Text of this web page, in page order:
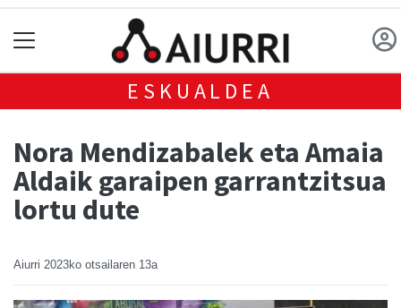
ESKUALDEA
Nora Mendizabalek eta Amaia
Aldaik garaipen garrantzitsua
lortu dute
Aiurri 2023ko otsailaren 13a